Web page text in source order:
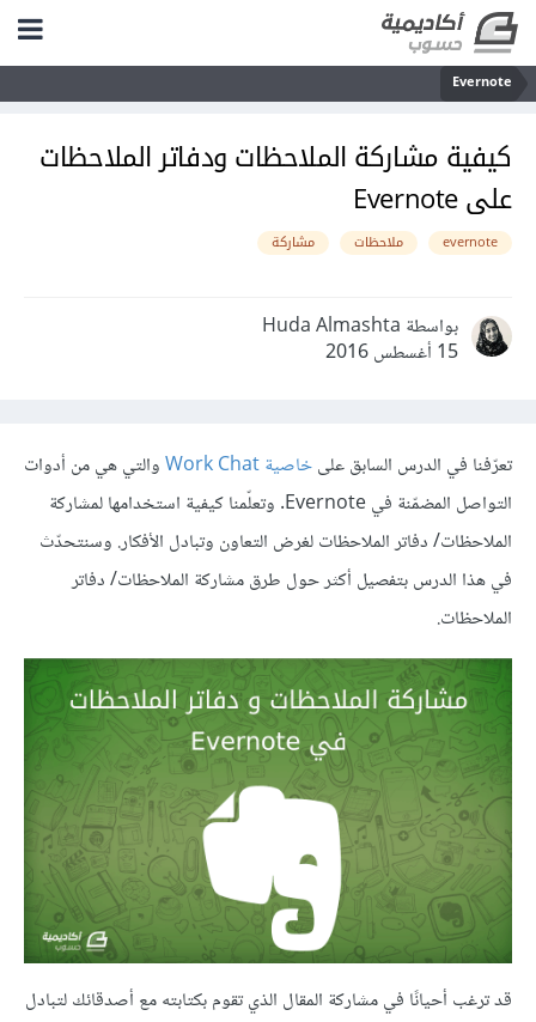
Evernote
كيفية مشاركة الملاحظات ودفاتر الملاحظات
على Evernote
evernote ملاحظات مشاركة
بواسطة Huda Almashta
15 أغسطس 2016
تعرّفنا في الدرس السابق علىخاصية Work Chat
والتي هي من أدوات
التواصل المضمّنة في Evernote. وتعلّمنا كيفية استخدامها لمشاركة
الملاحظات/ دفاتر الملاحظات لغرض التعاون وتبادل الأفكار. وسنتحدّث
في هذا الدرس بتفصيل أكثر حول طرق مشاركة الملاحظات/ دفاتر
الملاحظات.
قد ترغب أحيانًا في مشاركة المقال الذي تقوم بكتابته مع أصدقائك لتبادل